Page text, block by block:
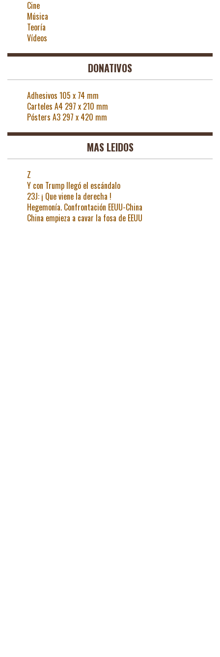
Cine
Música
Teoría
Vídeos
DONATIVOS
Adhesivos 105 x 74 mm
Carteles A4 297 x 210 mm
Pósters A3 297 x 420 mm
MAS LEIDOS
Z
Y con Trump llegó el escándalo
23J: ¡ Que viene la derecha !
Hegemonía. Confrontación EEUU-China
China empieza a cavar la fosa de EEUU